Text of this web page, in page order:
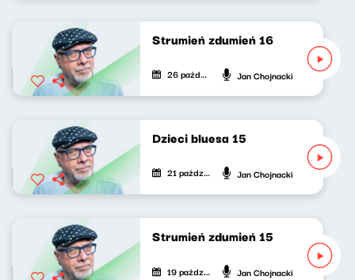
Strumień zdumień 16
26 października 2020 Jan Chojnacki
Dzieci bluesa 15
21 października 2020 Jan Chojnacki
Strumień zdumień 15
19 października 2020 Jan Chojnacki